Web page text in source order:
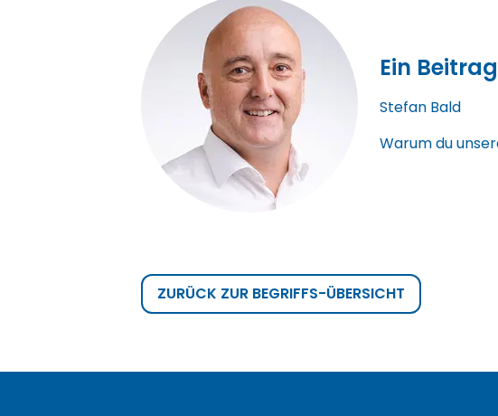
Ein
Stefan Bald
Warum du
ZURÜCK ZUR BEGRIFFS-ÜBERSICHT